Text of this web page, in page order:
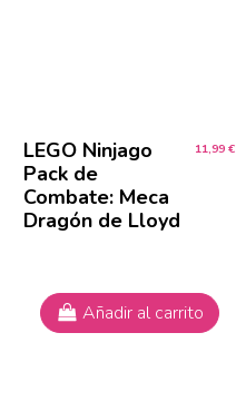
LEGO Ninjago
Pack de
Combate: Meca
Dragón de Lloyd
11,99 €
Añadir al carrito